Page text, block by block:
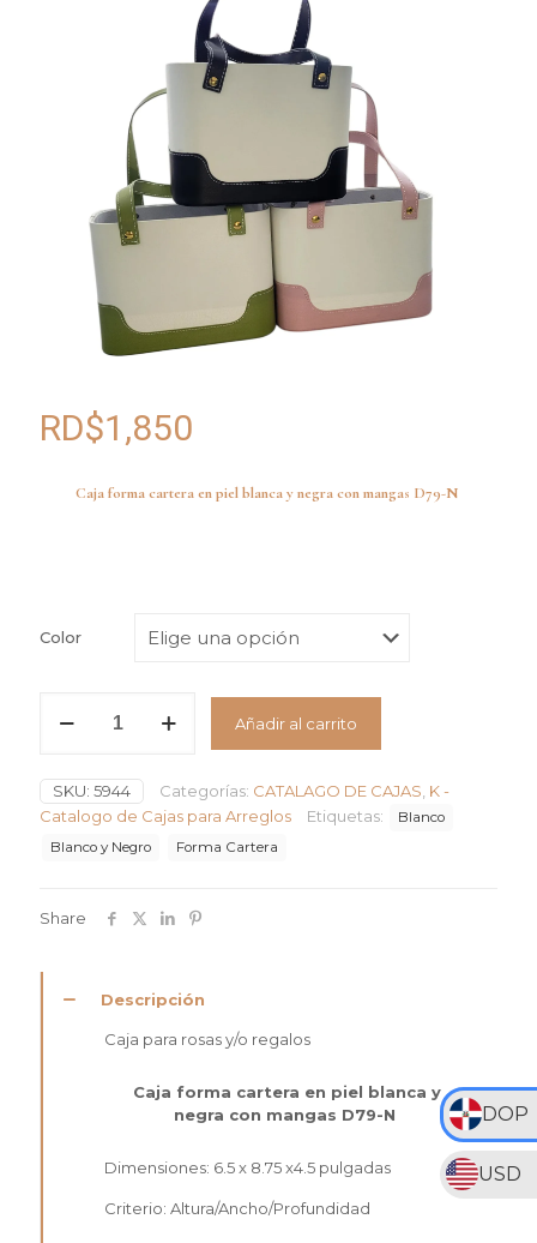
DOP
USD
RD$1,850
Caja forma cartera en piel blanca y negra con mangas D79-N
Color
forma
piel
blanca
D79-
cantidad
Añadir al carrito
SKU: 5944 Categorías: CATALAGO DE CAJAS K -
Catalogo de Cajas para Arreglos
Etiquetas:
Blanco
Blanco y Negro
Forma Cartera
Share
Descripción
Caja para rosas y/o regalos
Caja forma cartera en piel blanca y
negra con mangas D79-N
Dimensiones: 6.5 x 8.75 x4.5 pulgadas
Criterio: Altura/Ancho/Profundidad